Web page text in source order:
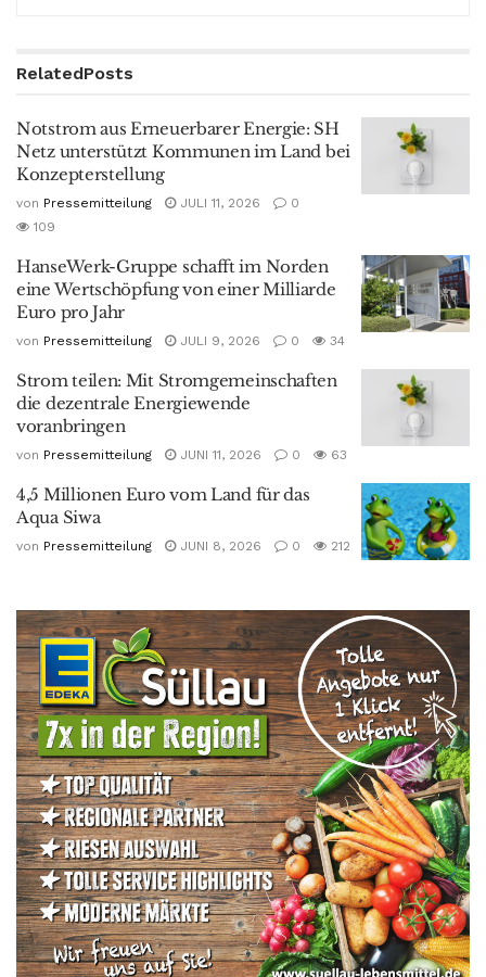
RelatedPosts
Notstrom aus Erneuerbarer Energie: SH
Netz unterstützt Kommunen im Land bei
Konzepterstellung
von Pressemitteilung JULI 11, 2026
0
109
HanseWerk-Gruppe schafft im Norden
eine Wertschöpfung von einer Milliarde
Euro pro Jahr
von Pressemitteilung JULI 9, 2026 0 34
Strom teilen: Mit Stromgemeinschaften
die dezentrale Energiewende
voranbringen
von Pressemitteilung JUNI 11, 2026 0 63
4,5 Millionen Euro vom Land für das
Aqua Siwa
von Pressemitteilung JUNI 8, 2026 0 212